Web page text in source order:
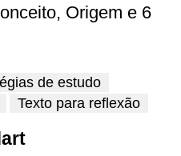
Origem e 6
de estudo
Texto para reflexão